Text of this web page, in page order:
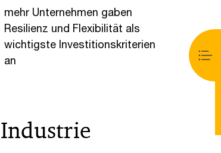
mehr Unternehmen gaben
Resilienz und Flexibilität als
wichtigste Investitionskriterien
an